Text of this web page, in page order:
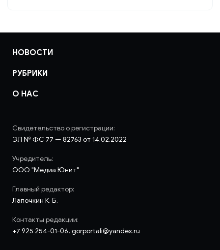
НОВОСТИ
РУБРИКИ
О НАС
Свидетельство о регистрации:
ЭЛ № ФС 77 — 82763 от 14.02.2022
Учредитель:
ООО "Медиа Юнит"
Главный редактор:
Лапочкин К. Б.
Контакты редакции:
+7 925 254-01-06, gorportali@yandex.ru